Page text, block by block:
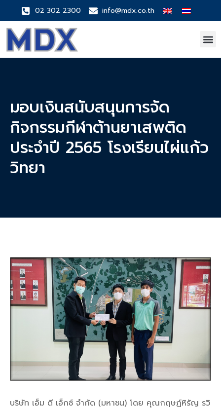
02 302 2300 info@mdx.co.th
มอบเงินสนับสนุนการจัด
กิจกรรมกีฬาต้านยาเสพติด
ประจำปี 2565 โรงเรียนไผ่แก้ว
วิทยา
บริษัท เอ็ม ดี เอ็กซ์ จำกัด (มหาชน) โดย คุณกฤษฏ์หิรัญ รวิ